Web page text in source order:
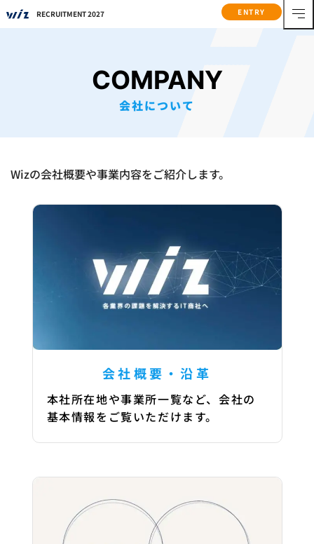
RECRUITMENT 2027 ENTRY
COMPANY
会社について
Wizの会社概要や事業内容をご紹介します。
会社概要・沿革
本社所在地や事業所一覧など、 会社の
基本情報をご覧いただけます。